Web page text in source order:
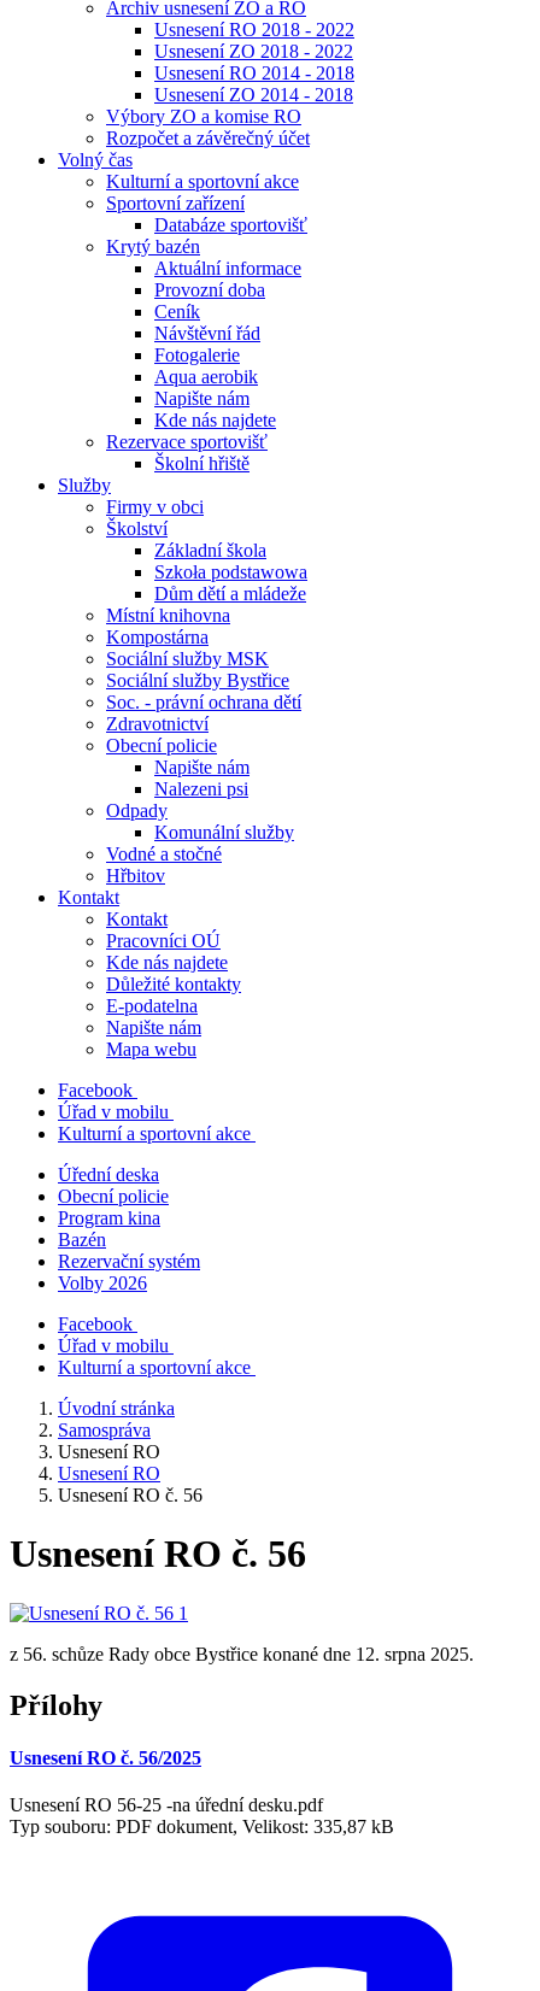
Archiv usnesení ZO a RO
Usnesení RO 2018 - 2022
Usnesení ZO 2018 - 2022
Usnesení RO 2014 - 2018
Usnesení ZO 2014 - 2018
Výbory ZO a komise RO
Rozpočet a závěrečný účet
Volný čas
Kulturní a sportovní akce
Sportovní zařízení
Databáze sportovišť
Krytý bazén
Aktuální informace
Provozní doba
Ceník
Návštěvní řád
Fotogalerie
Aqua aerobik
Napište nám
Kde nás najdete
Rezervace sportovišť
Školní hřiště
Služby
Firmy v obci
Školství
Základní škola
Szkoła podstawowa
Dům dětí a mládeže
Místní knihovna
Kompostárna
Sociální služby MSK
Sociální služby Bystřice
Soc. - právní ochrana dětí
Zdravotnictví
Obecní policie
Napište nám
Nalezeni psi
Odpady
Komunální služby
Vodné a stočné
Hřbitov
Kontakt
Kontakt
Pracovníci OÚ
Kde nás najdete
Důležité kontakty
E-podatelna
Napište nám
Mapa webu
Facebook
Úřad v mobilu
Kulturní a sportovní akce
Úřední deska
Obecní policie
Program kina
Bazén
Rezervační systém
Volby 2026
Facebook
Úřad v mobilu
Kulturní a sportovní akce
Úvodní stránka
Samospráva
Usnesení RO
Usnesení RO
Usnesení RO č. 56
Usnesení RO č. 56
z 56. schůze Rady obce Bystřice konané dne 12. srpna 2025.
Přílohy
Usnesení RO č. 56/2025
Usnesení RO 56-25 -na úřední desku.pdf
Typ souboru: PDF dokument, Velikost: 335,87 kB